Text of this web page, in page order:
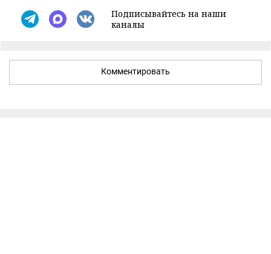
Подписывайтесь на наши
каналы
Комментировать